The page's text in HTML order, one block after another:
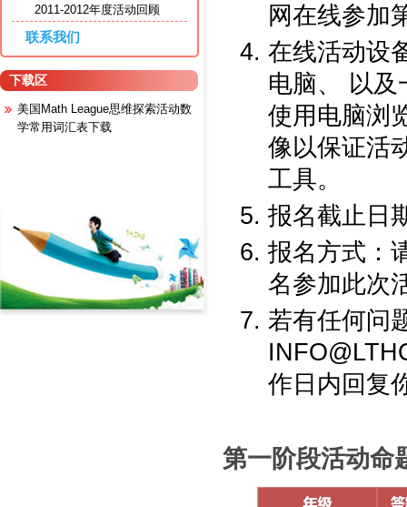
2011-2012年度活动回顾
联系我们
下载区
美国Math League思维探索活动数
学常用词汇表下载
网在线参加
在线活动设
电脑、 以及
使用电脑浏
像以保证活
工具。
报名截止日
报名方式：
名参加此次
若有任何问
作日内回复
第一阶段活动命